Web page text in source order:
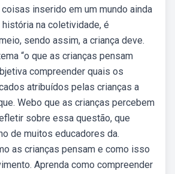
inserido em um mundo ainda
história na coletividade, é
sendo assim, a criança deve.
“o que as crianças pensam
compreender quais os
atribuídos pelas crianças a
Webo que as crianças percebem
sobre essa questão, que
de muitos educadores da.
as crianças pensam e como isso
Aprenda como compreender